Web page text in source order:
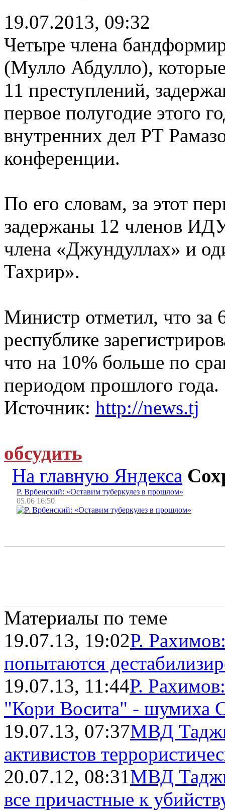
19.07.2013, 09:32
Четыре члена
(Мулло Абдулло),
11 преступлений,
первое полугодие этого
внутренних дел РТ
конференции.
По его словам, за этот
задержаны 12 членов
члена «Джундуллах» и
Тахрир».
Министр отметил, что за
республике
что на 10% больше по
периодом прошлого года.
Источник: http://news.tj
обсудить
На главную Яндекса
Р. Врбенский: «Оставим туберкулез в прошлом»
05.06 16:50
Материалы по теме
19.07.13, 19:02Р.
попытаются
19.07.13, 11:44Р.
"Кори Восита" -
19.07.13, 07:37МВД
активистов
20.07.12, 08:31МВД
все причастные к